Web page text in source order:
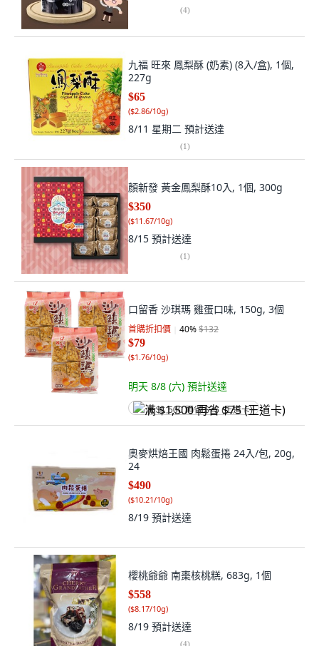
(4)
九福 旺來 鳳梨酥 (奶素) (8入/盒), 1個,
227g
$65
($2.86/10g)
8/11 星期二 預計送達
(1)
顏新發 黃金鳳梨酥10入, 1個, 300g
$350
($11.67/10g)
8/15 預計送達
(1)
口留香 沙琪瑪 雞蛋口味, 150g, 3個
首購折扣價 40%$132
$79
($1.76/10g)
明天 8/8 (六) 預計送達
满 $1,500 再省 $75 (王道卡)
奧麥烘焙王國 肉鬆蛋捲 24入/包, 20g,
24
$490
($10.21/10g)
8/19 預計送達
櫻桃爺爺 南棗核桃糕, 683g, 1個
$558
($8.17/10g)
8/19 預計送達
(4)